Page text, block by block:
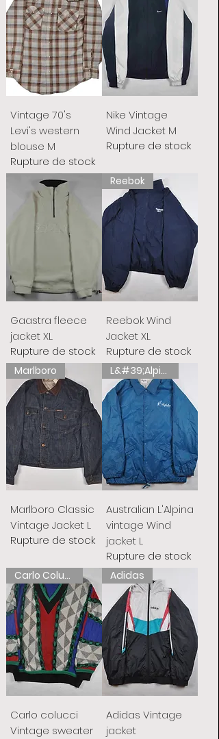
Vintage 70's
Levi's western
blouse M
Rupture de stock
Nike Vintage
Wind Jacket M
Rupture de stock
Gaastra fleece
jacket XL
Rupture de stock
Reebok
Reebok Wind
Jacket XL
Rupture de stock
Marlboro
Marlboro Classic
Vintage Jacket L
Rupture de stock
L&#39;Alpina australienne
Australian L'Alpina
vintage Wind
jacket L
Rupture de stock
Carlo Colucci
Carlo colucci
Vintage sweater
Adidas
Adidas Vintage
jacket